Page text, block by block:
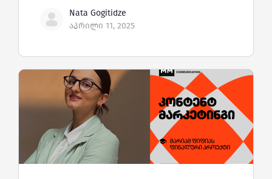
Nata Gogitidze
აპრილი 11, 2025